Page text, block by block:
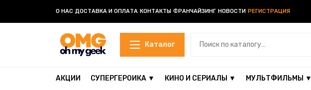
О НАС ДОСТАВКА И ОПЛАТА КОНТАКТЫ ФРАНЧАЙЗИНГ РЕГИСТРАЦИЯ
НОВОСТИ
Каталог
АКЦИИ СУПЕРГЕРОИКА ▼ КИНО И СЕРИАЛЫ ▼ МУЛЬТФИЛЬМЫ ▼